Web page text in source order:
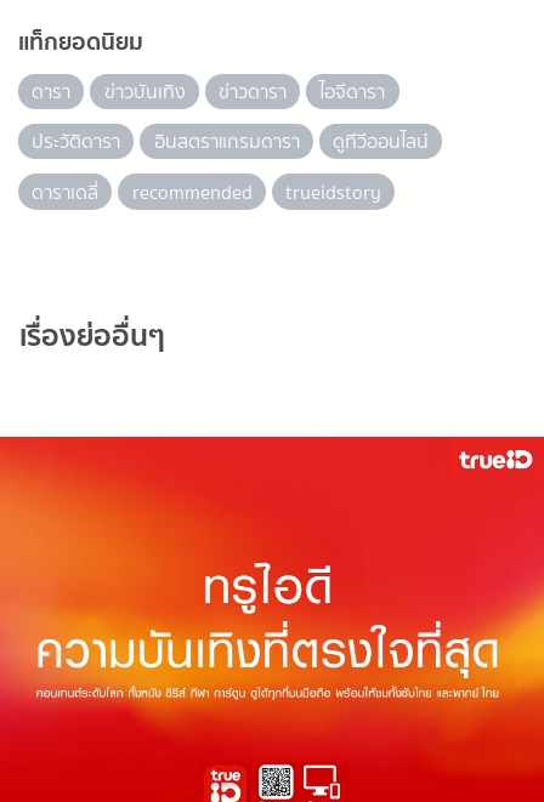
แท็กยอดนิยม
ดารา ข่าวบันเทิง ข่าวดารา
ไอจีดารา
ประวัติดารา
อินสตราแกรมดารา
ดูทีวีออนไลน์
ดาราเดลี่
recommended trueidstory
เรื่องย่ออื่นๆ